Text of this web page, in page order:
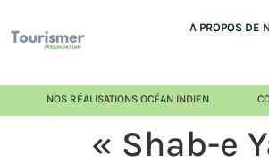
A PROPOS DE
NOS RÉALISATIONS OCÉAN INDIEN
« Shab-e